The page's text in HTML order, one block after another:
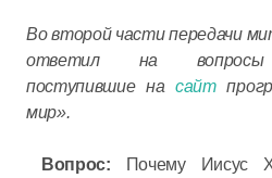
Во второй части передачи
ответил на вопросы
поступившие насайт
мир».
Вопрос:
Почему Иисус